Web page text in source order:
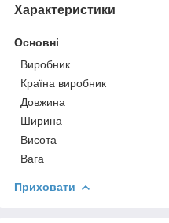
Характеристики
Основні
Виробник
Країна виробник
Довжина
Ширина
Висота
Вага
Приховати